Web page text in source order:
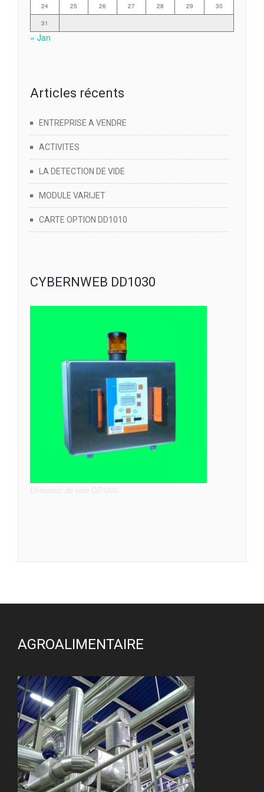
24 25 26 27 28 29 30
31
« Jan
Articles récents
ENTREPRISE A VENDRE
ACTIVITES
LA DETECTION DE VIDE
MODULE VARIJET
CARTE OPTION DD1010
CYBERNWEB DD1030
AGROALIMENTAIRE